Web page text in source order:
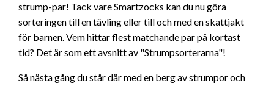
strump-par! Tack vare Smartzocks kan du nu göra
sorteringen till en tävling eller till och med en skattjakt
för barnen. Vem hittar flest matchande par på kortast
tid? Det är som ett avsnitt av "Strumpsorterarna"!
Så nästa gång du står där med en berg av strumpor och